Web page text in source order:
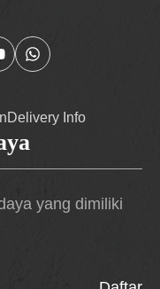
Delivery Info
yang dimiliki